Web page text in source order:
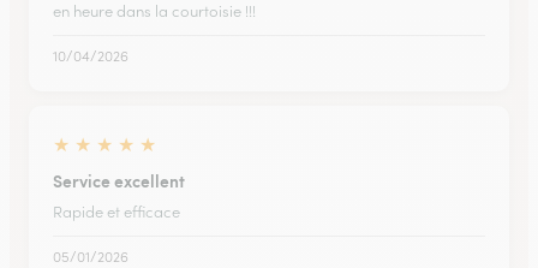
en heure dans la courtoisie !!!
10/04/2026
★ ★ ★ ★ ★
Service excellent
Rapide et efficace
05/01/2026